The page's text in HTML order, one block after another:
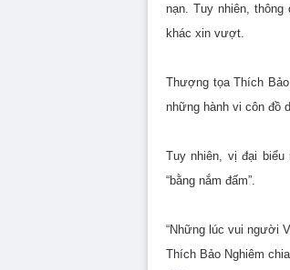
nạn. Tuy nhiên,
khác xin vượt.
Thượng tọa Thích
những hành vi côn đồ
Tuy nhiên, vị đại
“bằng nắm đấm”.
“Những lúc vui người
Thích Bảo Nghiêm